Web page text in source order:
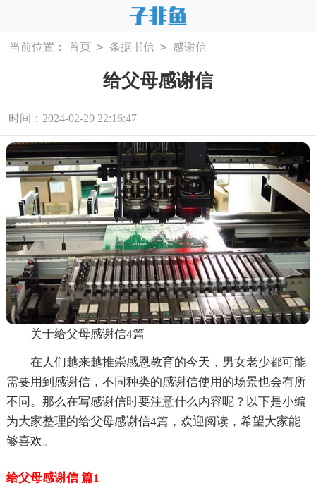
当前位置： 首页 > 条据书信 > 感谢信
给父母感谢信
时间：2024-02-20 22:16:47
关于给父母感谢信4篇
在人们越来越推崇感恩教育的今天，男女老少都可能
需要用到感谢信，不同种类的感谢信使用的场景也会有所
不同。那么在写感谢信时要注意什么内容呢？以下是小编
为大家整理的给父母感谢信4篇，欢迎阅读，希望大家能
够喜欢。
给父母感谢信 篇1